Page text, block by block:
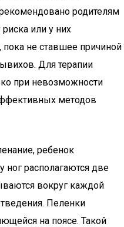
родителям
или у них
не ставшее причиной
Для терапии
при невозможности
методов
ребенок
ног располагаются две
вокруг каждой
Пеленки
на поясе. Такой